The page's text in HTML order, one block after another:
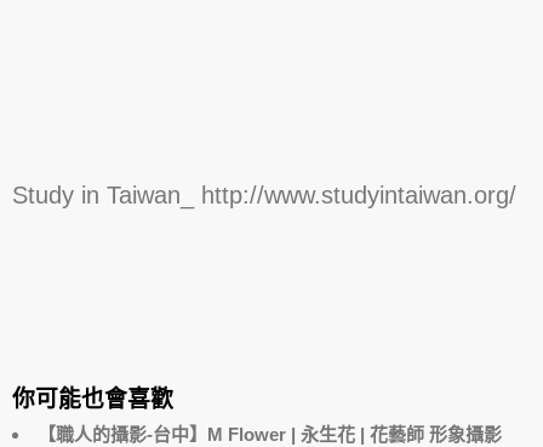
Study in Taiwan_ http://www.studyintaiwan.org/
你可能也會喜歡
【職人的攝影-台中】M Flower | 永生花 | 花藝師 形象攝影